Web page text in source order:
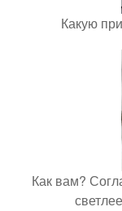
Какую
Как вам?